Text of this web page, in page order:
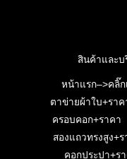
สินค้าและบ
หน้าแรก–>คลิ๊ก
ตาข่ายผ้าใบ+ราค
ครอบคอก+ราคา
สองแถวทรงสูง+ร
คอกประปา+ร